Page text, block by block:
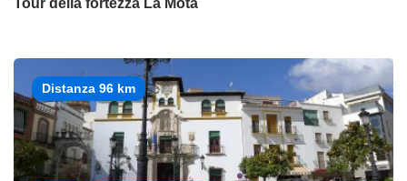
Tour della fortezza La Mota
Distanza 96 km